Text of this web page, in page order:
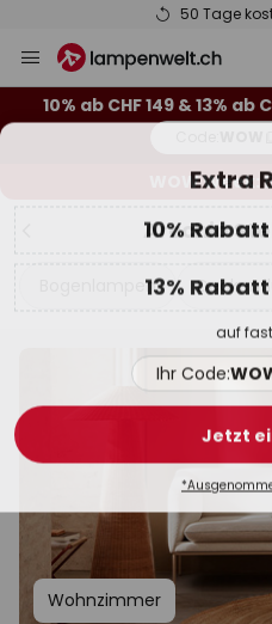
50 Tage
Inhalt
springen
10% ab CHF 149 & 13% ab
WOW Week:
Arcchio
Bogenlampen
Wohnzimmer
Extra
10% Rabatt
13% Rabatt